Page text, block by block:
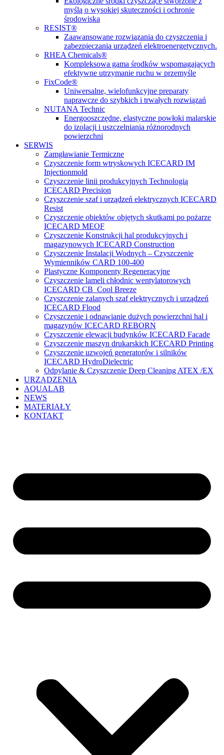
myślą o wysokiej skuteczności i ochronie
środowiska
RESIST®
Zaawansowane rozwiązania do czyszczenia i
zabezpieczania urządzeń elektroenergetycznych.
RHEA Chemicals®
Kompleksowa gama środków wspomagających
efektywne utrzymanie ruchu w przemyśle
FixCode®
Uniwersalne, wielofunkcyjne preparaty
naprawcze do szybkich i trwałych rozwiązań
NUTANA Technic
Energooszczędne, elastyczne powłoki malarskie
do izolacji i uszczelniania różnorodnych
powierzchni
SERWIS
Zamgławianie Termiczne
Czyszczenie form wtryskowych ICECARD IM
Injectionmold
Czyszczenie linii produkcyjnych Technologią
ICECARD Precision
Czyszczenie szaf i urządzeń elektrycznych ICECARD
Resist
Czyszczenie obiektów objętych skutkami po pożarze
ICECARD MEOF
Czyszczenie Konstrukcji hal produkcyjnych i
magazynowych ICECARD Construction
Czyszczenie Instalacji Wodnych – Czyszczenie
Wymienników CARD 100-400
Plastyczne Komponenty Regeneracyjne
Czyszczenie lameli chłodnic wentylatorowych
ICECARD CB Cool Breeze
Czyszczenie zalanych szaf elektrycznych i urządzeń
ICECARD Flood
Czyszczenie i odnawianie dużych powierzchni hal i
magazynów ICECARD REBORN
Czyszczenie elewacji budynków ICECARD Facade
Czyszczenie maszyn drukarskich ICECARD Printing
Czyszczenie uzwojeń generatorów i silników
ICECARD HydroDielectric
Odpylanie & Czyszczenie Deep Cleaning ATEX /EX
URZĄDZENIA
AQUALAB
NEWS
MATERIAŁY
KONTAKT